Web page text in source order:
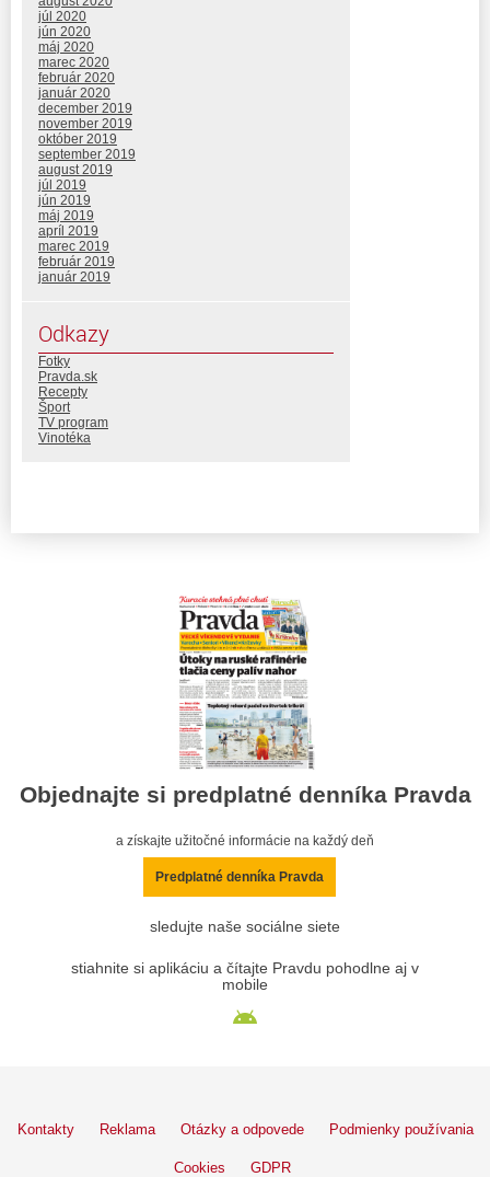
júl 2020
jún 2020
máj 2020
marec 2020
február 2020
január 2020
december 2019
november 2019
október 2019
september 2019
august 2019
júl 2019
jún 2019
máj 2019
apríl 2019
marec 2019
február 2019
január 2019
Odkazy
Fotky
Pravda.sk
Recepty
Šport
TV program
Vinotéka
Objednajte si predplatné denníka Pravda
a získajte užitočné informácie na každý deň
Predplatné denníka Pravda
sledujte naše sociálne siete
stiahnite si aplikáciu a čítajte Pravdu pohodlne aj v
mobile
Kontakty Reklama Otázky a odpovede Podmienky používania
Cookies GDPR